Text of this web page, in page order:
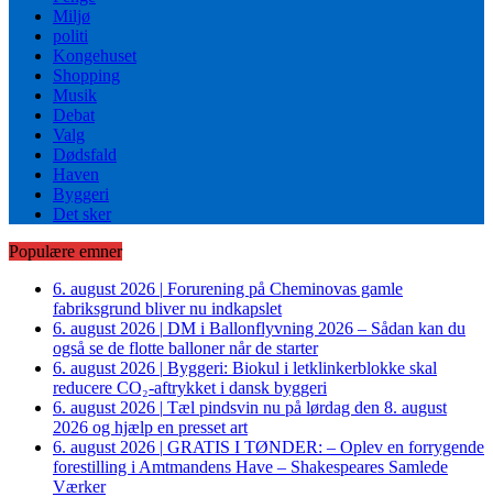
Miljø
politi
Kongehuset
Shopping
Musik
Debat
Valg
Dødsfald
Haven
Byggeri
Det sker
Populære emner
6. august 2026 | Forurening på Cheminovas gamle
fabriksgrund bliver nu indkapslet
6. august 2026 | DM i Ballonflyvning 2026 – Sådan kan du
også se de flotte balloner når de starter
6. august 2026 | Byggeri: Biokul i letklinkerblokke skal
reducere CO₂-aftrykket i dansk byggeri
6. august 2026 | Tæl pindsvin nu på lørdag den 8. august
2026 og hjælp en presset art
6. august 2026 | GRATIS I TØNDER: – Oplev en forrygende
forestilling i Amtmandens Have – Shakespeares Samlede
Værker